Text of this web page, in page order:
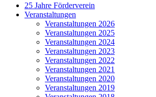
25 Jahre Förderverein
Veranstaltungen
Veranstaltungen 2026
Veranstaltungen 2025
Veranstaltungen 2024
Veranstaltungen 2023
Veranstaltungen 2022
Veranstaltungen 2021
Veranstaltungen 2020
Veranstaltungen 2019